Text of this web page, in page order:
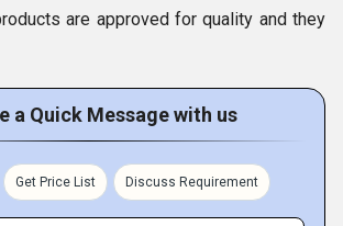
are approved for quality and they
market after complete assurance about
techniques to serve customers in a
Further, our company aims to touch
of success and for the same, we work
and attain complete satisfaction of
a Quick Message with us
Get Price List Discuss Requirement